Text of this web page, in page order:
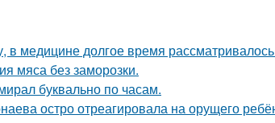
медицине долгое время
мяса без заморозки.
буквально по часам.
остро отреагировала на орущего